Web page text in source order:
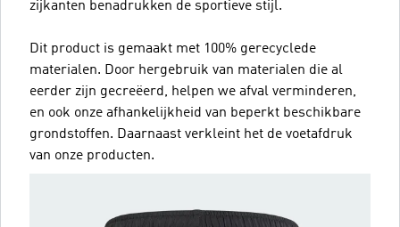
zijkanten benadrukken de sportieve stijl.
Dit product is gemaakt met 100% gerecyclede
materialen. Door hergebruik van materialen die al
eerder zijn gecreëerd, helpen we afval verminderen,
en ook onze afhankelijkheid van beperkt beschikbare
grondstoffen. Daarnaast verkleint het de voetafdruk
van onze producten.